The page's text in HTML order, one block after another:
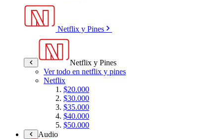
Netflix y Pines
Netflix y Pines
Ver todo en netflix y pines
Netflix
$20.000
$30.000
$35.000
$40.000
$50.000
Audio